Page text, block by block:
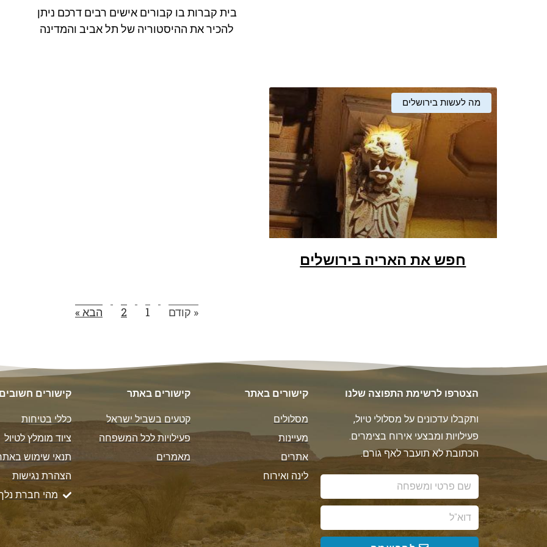
בית קברות בו קבורים אישים רבים דרכם ניתן
להכיר את ההיסטוריה של תל אביב והמדינה
מה לעשות בירושלים
חפש את האריה בירושלים
« קודם 1
2 הבא »
הצטרפו לרשימת התפוצה שלנו
ותקבלו עדכונים על מסלולי טיול,
פעילויות ומבצעי אירוח בצימרים.
הכתובת לא תועבר לאף גורם.
קישורים באתר
מסלולים
מעיינות
אתרים
לינה ואירוח
קישורים באתר
קטעים בשביל ישראל
פעילויות לכל המשפחה
מאמרים
קישורים
כללי בטיחות
ציוד מומלץ לטיול
תנאי שימוש
הצהרת נגישות
מהי חברת נלך